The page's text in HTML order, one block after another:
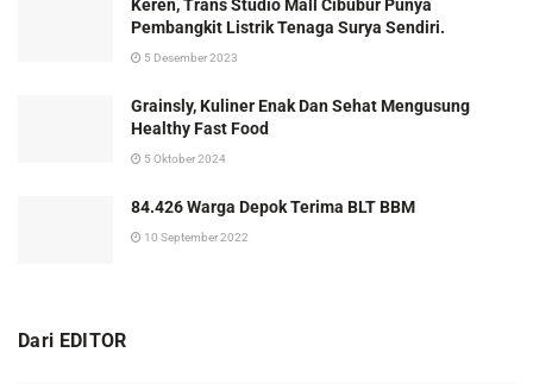
Keren, Trans Studio Mall Cibubur Punya
Pembangkit Listrik Tenaga Surya Sendiri.
5 Desember 2023
Grainsly, Kuliner Enak Dan Sehat Mengusung
Healthy Fast Food
5 Oktober 2024
84.426 Warga Depok Terima BLT BBM
10 September 2022
Dari EDITOR